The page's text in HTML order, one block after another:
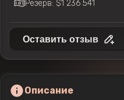
Резерв: $1 236 541
Оставить отзыв
Описание